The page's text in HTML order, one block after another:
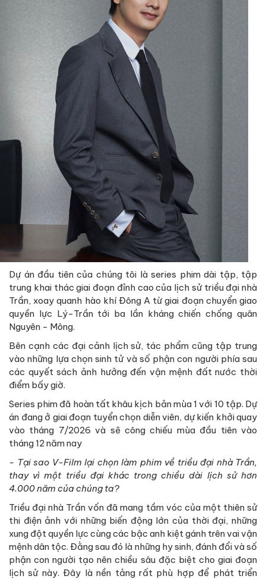
Dự án đầu tiên của chúng tôi là series phim dài tập, tập
trung khai thác giai đoạn đỉnh cao của lịch sử triều đại nhà
Trần, xoay quanh hào khí Đông A từ giai đoạn chuyển giao
quyền lực Lý-Trần tới ba lần kháng chiến chống quân
Nguyên - Mông.
Bên cạnh các đại cảnh lịch sử, tác phẩm cũng tập trung
vào những lựa chọn sinh tử và số phận con người phía sau
các quyết sách ảnh hưởng đến vận mệnh đất nước thời
điểm bấy giờ.
Series phim đã hoàn tất khâu kịch bản mùa 1 với 10 tập. Dự
án đang ở giai đoạn tuyển chọn diễn viên, dự kiến khởi quay
vào tháng 7/2026 và sẽ công chiếu mùa đầu tiên vào
tháng 12 năm nay
- Tại sao V-Film lại chọn làm phim về triều đại nhà Trần,
thay vì một triều đại khác trong chiều dài lịch sử hơn
4.000 năm của chúng ta?
Triều đại nhà Trần vốn đã mang tầm vóc của một thiên sử
thi điện ảnh với những biến động lớn của thời đại, những
xung đột quyền lực cùng các bậc anh kiệt gánh trên vai vận
mệnh dân tộc. Đằng sau đó là những hy sinh, đánh đổi và số
phận con người tạo nên chiều sâu đặc biệt cho giai đoạn
lịch sử này. Đây là nền tảng rất phù hợp để phát triển